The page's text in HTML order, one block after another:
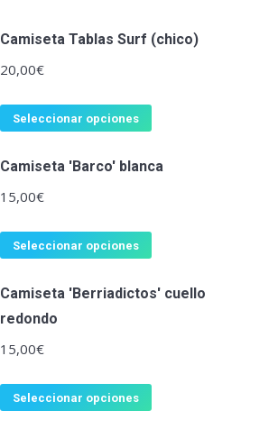
Camiseta Tablas Surf (chico)
20,00€
Seleccionar opciones
Camiseta 'Barco' blanca
15,00€
Seleccionar opciones
Camiseta 'Berriadictos' cuello
redondo
15,00€
Seleccionar opciones